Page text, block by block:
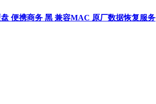
便携商务 黑 兼容MAC 原厂数据恢复服务